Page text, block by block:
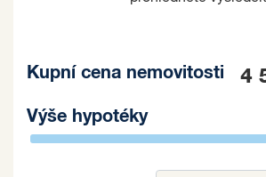
Kupní cena nemovitosti 4
Výše hypotéky